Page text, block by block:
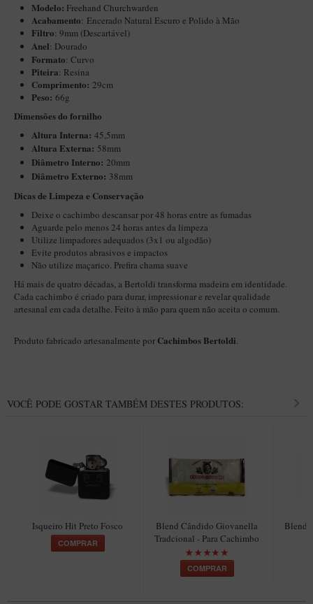
Churchwarden – Briar Italiano
Jateado
Maestro Compacto – Briar Italiano
MONTE SEU KIT/INICIANTES
Blends Para Cachimbo
Limpadores para Cachimbo
Suportes
Filtros
Isqueiros
Modelo: Freehand Churchwarden
Acabamento: Encerado Natural Escuro e Polido à Mão
Filtro: 9mm (Descartável)
Anel: Dourado
Formato: Curvo
Piteira: Resina
Comprimento: 29cm
Peso: 66g
Dimensões do fornilho
Altura Interna: 45,5mm
Altura Externa: 58mm
Diâmetro Interno: 20mm
Diâmetro Externo: 38mm
Dicas de Limpeza e Conservação​
Deixe o cachimbo descansar por 48 horas entre as fumadas
Aguarde pelo menos 24 horas antes da limpeza
Utilize limpadores adequados (3x1 ou algodão)
Evite produtos abrasivos e impactos
Não utilize maçarico. Prefira chama suave
Há mais de quatro décadas, a Bertoldi transforma madeira em identidade.
Cada cachimbo é criado para durar, impressionar e revelar qualidade
artesanal em cada detalhe. Feito à mão para quem não aceita o comum.
Produto fabricado artesanalmente por Cachimbos Bertoldi.
VOCÊ PODE GOSTAR TAMBÉM DESTES PRODUTOS:
Isqueiro Hit Preto Fosco
COMPRAR
Blend Cândido Giovanella
Tradcional - Para Cachimbo
COMPRAR
Blend